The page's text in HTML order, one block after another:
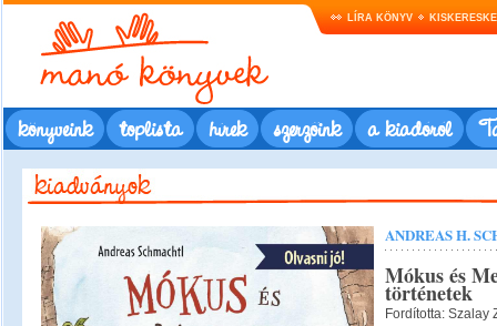
LÍRA KÖNYV
könyveink toplista hírek szerzőink a kiadóról
ANDREAS H.
Mókus és
történetek
Fordította: Szalay